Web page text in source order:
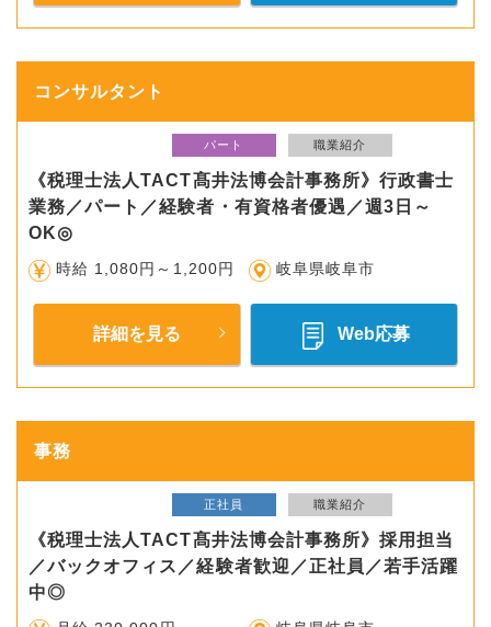
コンサルタント
パート 職業紹介
《税理士法人TACT髙井法博会計事務所》行政書士
業務／パート／経験者・有資格者優遇／週3日～
OK◎
時給 1,080円～1,200円 岐阜県岐阜市
詳細を見る Web応募
事務
正社員 職業紹介
《税理士法人TACT髙井法博会計事務所》採用担当
／バックオフィス／経験者歓迎／正社員／若手活躍
中◎